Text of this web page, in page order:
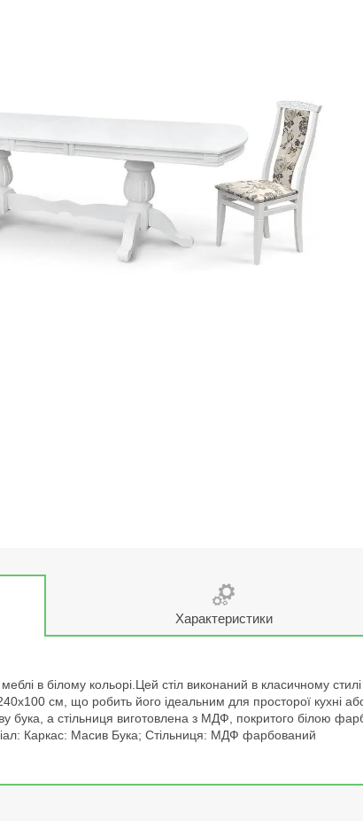
Характеристики
в білому кольорі.Цей стіл виконаний в класичному
см, що робить його ідеальним для просторої кухні
бука, а стільниця виготовлена з МДФ, покритого білою
Каркас: Масив Бука; Стільниця: МДФ фарбований